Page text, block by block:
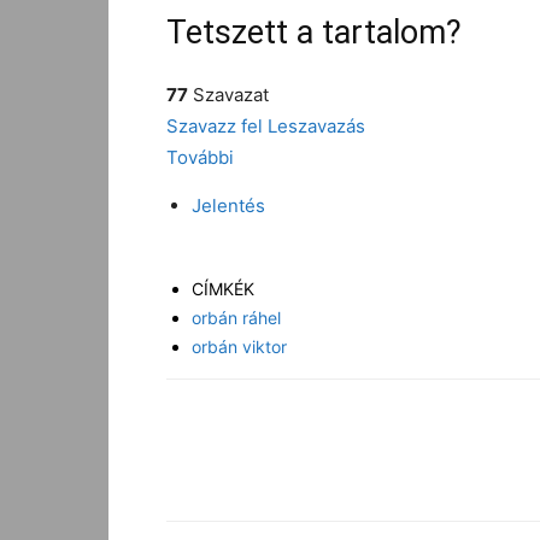
Tetszett a tartalom?
77 Szavazat
Szavazz fel Leszavazás
További
Jelentés
CÍMKÉK
orbán ráhel
orbán viktor